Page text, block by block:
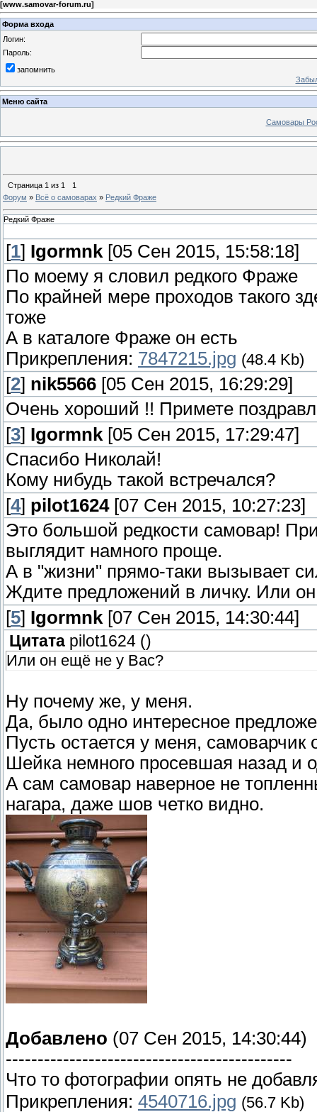
[www.samovar-forum.ru]
Форма входа
Логин:
Пароль:
запомнить
Меню сайта
Самовары
Страница 1 из 1
1
Форум » Всё о самоварах » Редкий Фраже
Редкий Фраже
[1] Igormnk [05 Сен 2015, 15:58:18]
По моему я словил редкого Фраже
По крайней мере проходов такого
тоже
А в каталоге Фраже он есть
Прикрепления: 7847215.jpg (48.4 Kb)
[2] nik5566 [05 Сен 2015, 16:29:29]
Очень хороший !! Примете
[3] Igormnk [05 Сен 2015, 17:29:47]
Спасибо Николай!
Кому нибудь такой встречался?
[4] pilot1624[07 Сен 2015, 10:27:23]
Это большой редкости самовар!
выглядит намного проще.
А в "жизни" прямо-таки вызывает
Ждите предложений в личку. Или
[5] Igormnk [07 Сен 2015, 14:30:44]
Цитата pilot1624 ()
Или он ещё не у Вас?
Ну почему же, у меня.
Да, было одно интересное
Пусть остается у меня, самоварчик
Шейка немного просевшая назад и
А сам самовар наверное не
нагара, даже шов четко видно.
Добавлено (07 Сен 2015, 14:30:44)
---------------------------------------------
Что то фотографии опять не
Прикрепления: 4540716.jpg (56.7 Kb)